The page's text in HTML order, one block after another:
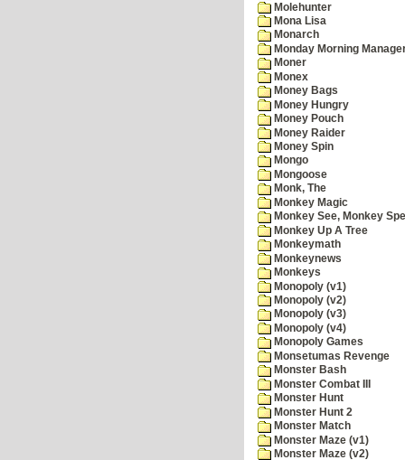
Molehunter
Mona Lisa
Monarch
Monday Morning
Moner
Monex
Money Bags
Money Hungry
Money Pouch
Money Raider
Money Spin
Mongo
Mongoose
Monk, The
Monkey Magic
Monkey See, Monkey
Monkey Up A Tree
Monkeymath
Monkeynews
Monkeys
Monopoly (v1)
Monopoly (v2)
Monopoly (v3)
Monopoly (v4)
Monopoly Games
Monsetumas Revenge
Monster Bash
Monster Combat III
Monster Hunt
Monster Hunt 2
Monster Match
Monster Maze (v1)
Monster Maze (v2)